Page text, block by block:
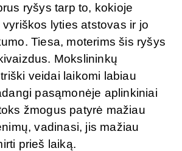
ryšys tarp to, kokioje
lyties atstovas ir jo
Tiesa, moterims šis ryšys
Mokslininkų
veidai laikomi labiau
pasąmonėje aplinkiniai
žmogus patyrė mažiau
vadinasi, jis mažiau
prieš laiką.